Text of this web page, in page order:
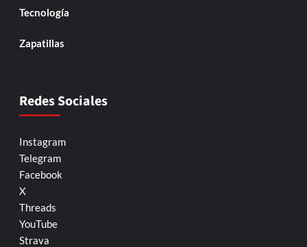
Tecnología
Zapatillas
Redes Sociales
Instagram
Telegram
Facebook
X
Threads
YouTube
Strava